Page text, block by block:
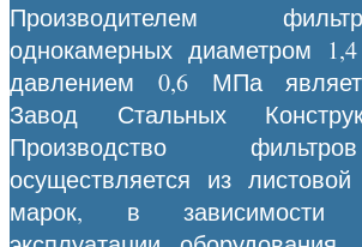
Производителем
однокамерных диаметром
давлением 0,6 МПа
Завод Стальных
Производство
осуществляется из
марок, в зависимости